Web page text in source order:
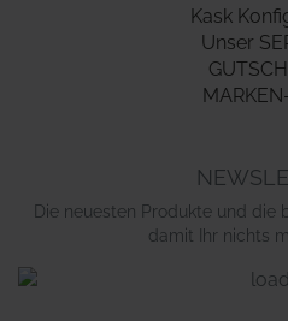
Kask
Unser
Die neuesten Produkte und die
damit Ihr nichts